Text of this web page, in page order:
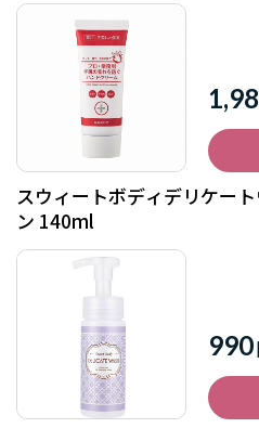
スウィートボディデリケー
ン 140ml
990